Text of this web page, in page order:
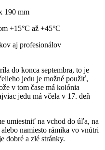
190 mm
+15°C až +45°C
aj profesionálov
do konca septembra, to je
jedu je možné použiť,
v tom čase má kolónia
jedu má včela v 17. deň
umiestniť na vchod do úľa, na
namiesto rámika vo vnútri
dobré a zlé stránky.